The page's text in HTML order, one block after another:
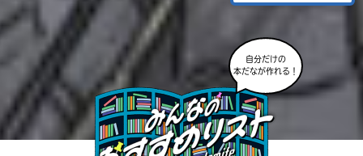
自分だけの
本だなが作れる！